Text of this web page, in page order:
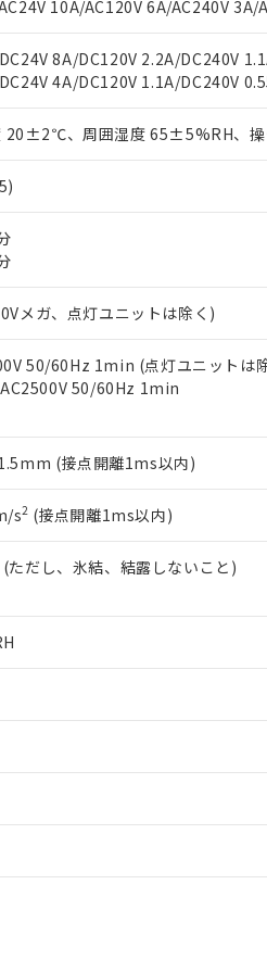
10A/AC120V 6A/AC240V 3A/
8A/DC120V 2.2A/DC240V
4A/DC120V 1.1A/DC240V
20±2℃、周囲湿度 65±5%RH、
メガ、点灯ユニットは除く)
50/60Hz 1min (点灯ユニットは
50/60Hz 1min
(接点開離1ms以内)
s2 (接点開離1ms以内)
だし、氷結、結露しないこと)
製品・サービスに関するお客様と
同利用者とは、"個人情報の共同利
指します。
10物質）の非含有証明書
明書（当社基準）
日時点で非含有を証明するもので
のフタル酸エステル類４物質の対
備考欄に対応日を記載しておりまし
す。